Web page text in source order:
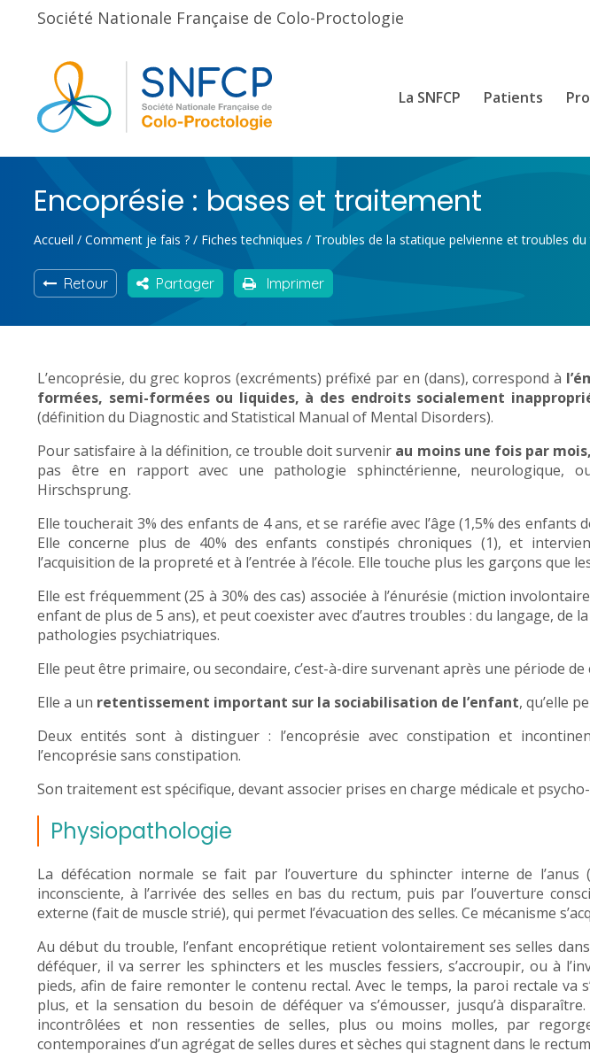
Société Nationale Française de Colo-Proctologie
La SNFCP Patients
Encoprésie : bases et traitement
Accueil / Comment je fais ? / Fiches techniques / Troubles de la statique pelvienne et troubles
Retour Partager Imprimer
L’encoprésie, du grec kopros (excréments) préfixé par en (dans), correspond à
formées, semi-formées ou liquides, à des endroits socialement
(définition du Diagnostic and Statistical Manual of Mental Disorders).
Pour satisfaire à la définition, ce trouble doit survenir au moins une fois par
pas être en rapport avec une pathologie sphinctérienne, neurologique,
Hirschsprung.
Elle toucherait 3% des enfants de 4 ans, et se raréfie avec l’âge (1,5% des enfants
Elle concerne plus de 40% des enfants constipés chroniques (1), et
l’acquisition de la propreté et à l’entrée à l’école. Elle touche plus les garçons que
Elle est fréquemment (25 à 30% des cas) associée à l’énurésie (miction
enfant de plus de 5 ans), et peut coexister avec d’autres troubles : du langage, de
pathologies psychiatriques.
Elle peut être primaire, ou secondaire, c’est-à-dire survenant après une période
Elle a un retentissement important sur la sociabilisation de l’enfant, qu’elle
Deux entités sont à distinguer : l’encoprésie avec constipation et
l’encoprésie sans constipation.
Son traitement est spécifique, devant associer prises en charge médicale et
Physiopathologie
La défécation normale se fait par l’ouverture du sphincter interne de l’anus
inconsciente, à l’arrivée des selles en bas du rectum, puis par l’ouverture
externe (fait de muscle strié), qui permet l’évacuation des selles. Ce mécanisme
Au début du trouble, l’enfant encoprétique retient volontairement ses selles
déféquer, il va serrer les sphincters et les muscles fessiers, s’accroupir, ou à
pieds, afin de faire remonter le contenu rectal. Avec le temps, la paroi rectale va
plus, et la sensation du besoin de déféquer va s’émousser, jusqu’à
incontrôlées et non ressenties de selles, plus ou moins molles, par
contemporaines d’un agrégat de selles dures et sèches qui stagnent dans le